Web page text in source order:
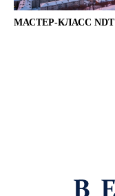
МАСТЕР-КЛАСС NDT